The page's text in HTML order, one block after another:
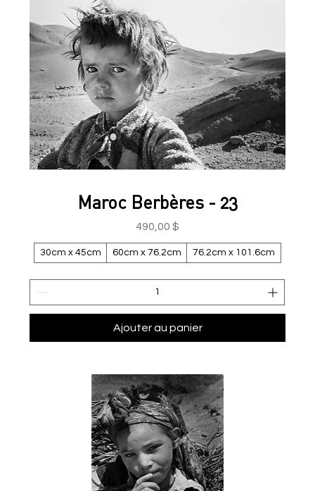
Maroc Berbères - 23
Prix
490,00 $
30cm x 45cm 60cm x 76.2cm 76.2cm x 101.6cm
Ajouter au panier